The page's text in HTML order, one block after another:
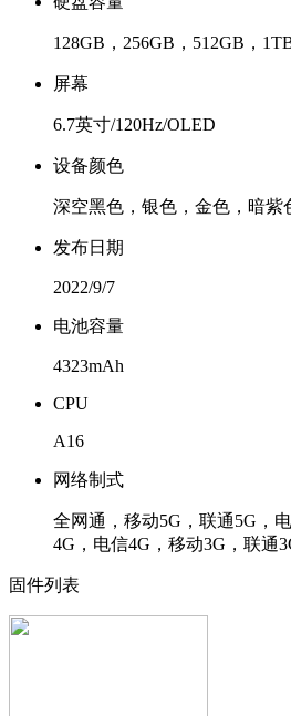
128GB，256GB，512GB，
屏幕
6.7英寸/120Hz/OLED
设备颜色
深空黑色，银色，金色，暗紫
发布日期
2022/9/7
电池容量
4323mAh
CPU
A16
网络制式
全网通，移动5G，联通5G，
4G，电信4G，移动3G，联通
固件列表